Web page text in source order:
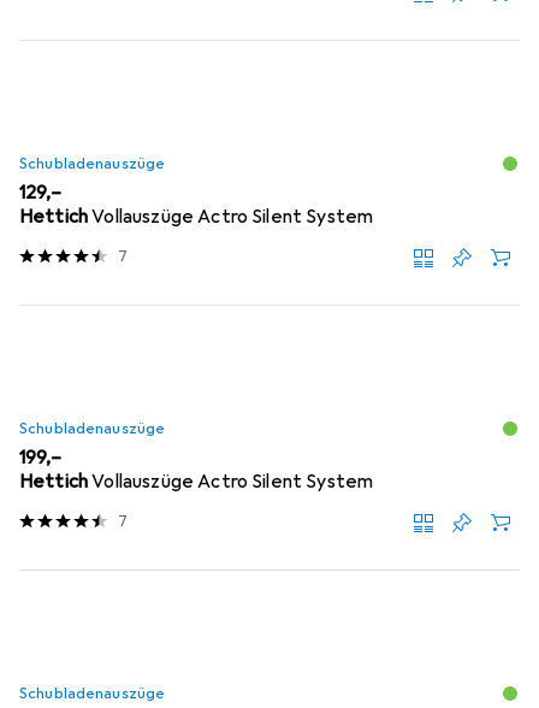
Schubladenauszüge
EUR
129,–
HettichVollauszüge Actro Silent System
7
Schubladenauszüge
EUR
199,–
HettichVollauszüge Actro Silent System
7
Schubladenauszüge